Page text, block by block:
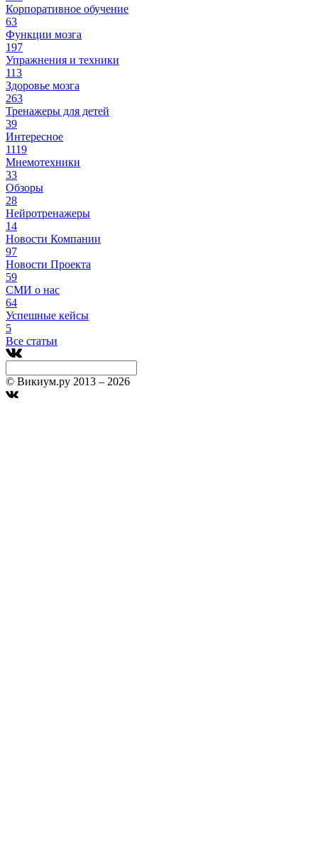
Корпоративное обучение
63
Функции мозга
197
Упражнения и техники
113
Здоровье мозга
263
Тренажеры для детей
39
Интересное
1119
Мнемотехники
33
Обзоры
28
Нейротренажеры
14
Новости Компании
97
Новости Проекта
59
СМИ о нас
64
Успешные кейсы
5
Все статьи
© Викиум.ру 2013 – 2026